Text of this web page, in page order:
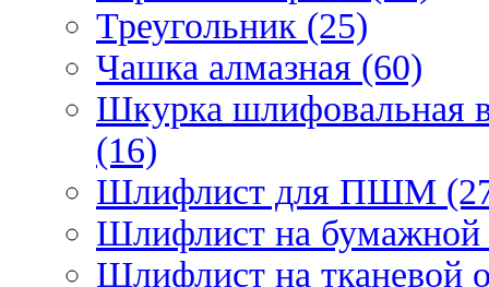
Треугольник (25)
Чашка алмазная (60)
Шкурка шлифовальная
(16)
Шлифлист для ПШМ
Шлифлист на бумажной
Шлифлист на тканевой